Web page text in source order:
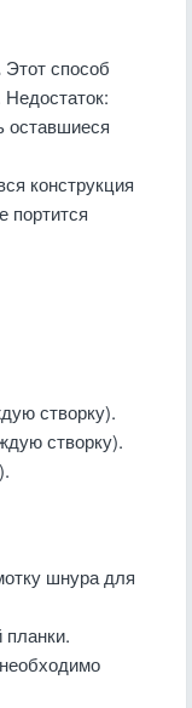
Этот способ
оставшиеся
конструкция
портится
створку).
створку).
шнура для